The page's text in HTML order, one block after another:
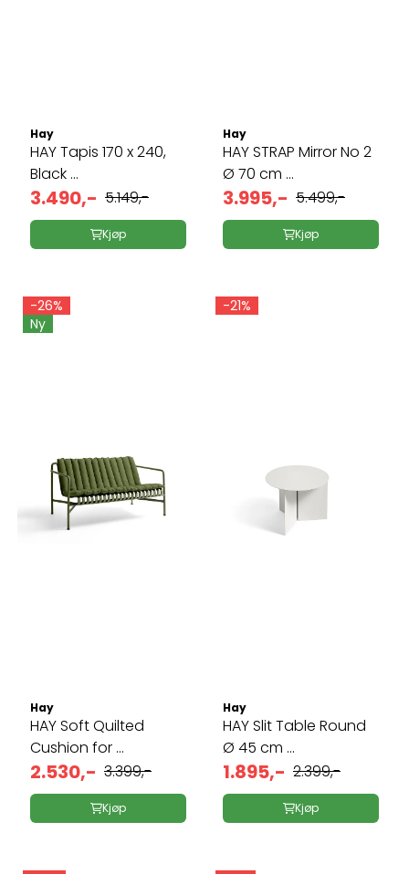
Hay
HAY Tapis 170 x 240,
Black ...
3.490,- 5.149,-
Kjøp
Hay
HAY STRAP Mirror No 2
Ø 70 cm ...
3.995,- 5.499,-
Kjøp
-26%
Ny
Hay
HAY Soft Quilted
Cushion for ...
2.530,- 3.399,-
Kjøp
-21%
Hay
HAY Slit Table Round
Ø 45 cm ...
1.895,- 2.399,-
Kjøp